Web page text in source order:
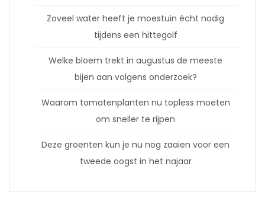
Zoveel water heeft je moestuin écht nodig
tijdens een hittegolf
Welke bloem trekt in augustus de meeste
bijen aan volgens onderzoek?
Waarom tomatenplanten nu topless moeten
om sneller te rijpen
Deze groenten kun je nu nog zaaien voor een
tweede oogst in het najaar